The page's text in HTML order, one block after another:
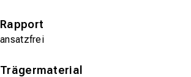
Rapport
ansatzfrei
Trägermaterial